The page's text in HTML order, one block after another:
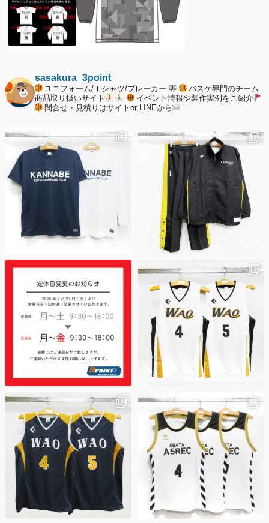
sasakura_3point
ユニフォーム/Ｔシャツ/ブレーカー 等
バスケ専門のチーム
商品取り扱いサイト
イベント情報や製作実例をご紹介
問合せ・見積りはサイトor LINEから